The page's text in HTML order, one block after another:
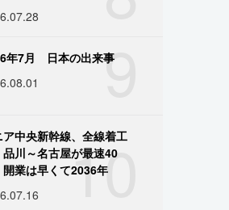
9
年7月 日本の出来事
10
ア中央新幹線、全線着工
川～名古屋が最速40
開業は早くて2036年